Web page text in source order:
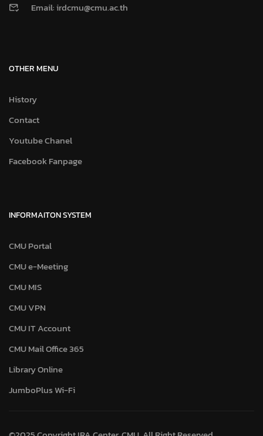
Email: irdcmu@cmu.ac.th
OTHER MENU
History
Contact
Youtube Chanel
Facebook Fanpage
INFORMAITON SYSTEM
CMU Portal
CMU e-Meeting
CMU MIS
CMU VPN
CMU IT Account
CMU Mail Office 365
Library Online
JumboPlus Wi-Fi